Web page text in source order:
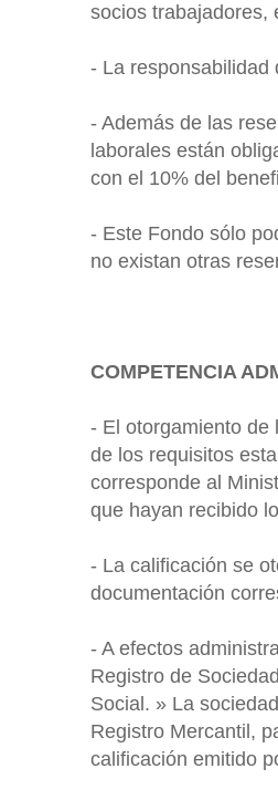
socios trabajadores,
- La responsabilidad
- Además de las
laborales están
con el 10% del
- Este Fondo sólo
no existan otras
COMPETENCIA
- El otorgamiento de
de los requisitos
corresponde al
que hayan recibido
- La calificación se
documentación
- A efectos
Registro de
Social. » La
Registro Mercantil,
calificación emitido